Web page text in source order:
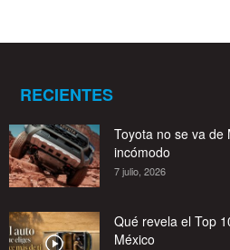
RECIENTES
Toyota no se va de
incómodo
7 julio, 2026
Qué revela el Top
México